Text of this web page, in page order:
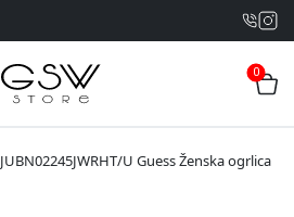
0
JUBN02245JWRHT/U Guess Ženska ogrlica